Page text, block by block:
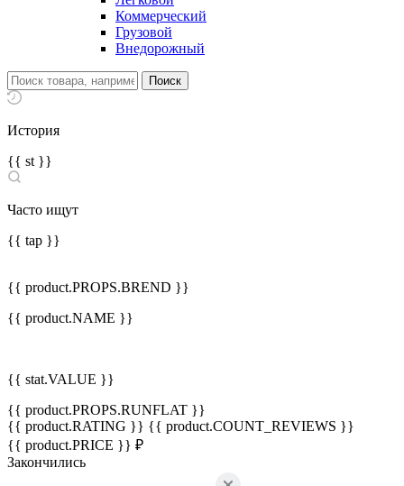
Коммерческий
Грузовой
Внедорожный
История
{{ st }}
Часто ищут
{{ tap }}
{{ product.PROPS.BREND }}
{{ product.NAME }}
{{ stat.VALUE }}
{{ product.PROPS.RUNFLAT }}
{{ product.RATING }} {{ product.COUNT_REVIEWS }}
{{ product.PRICE }} ₽
Закончились